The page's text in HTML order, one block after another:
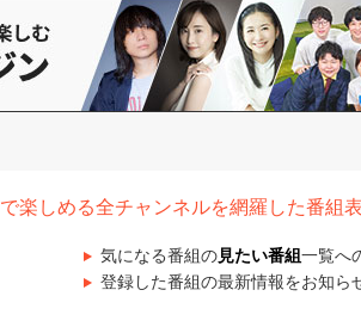
楽しめる全チャンネルを網羅した番組
気になる番組の見たい番組 一覧へ
登録した番組の最新情報をお知ら